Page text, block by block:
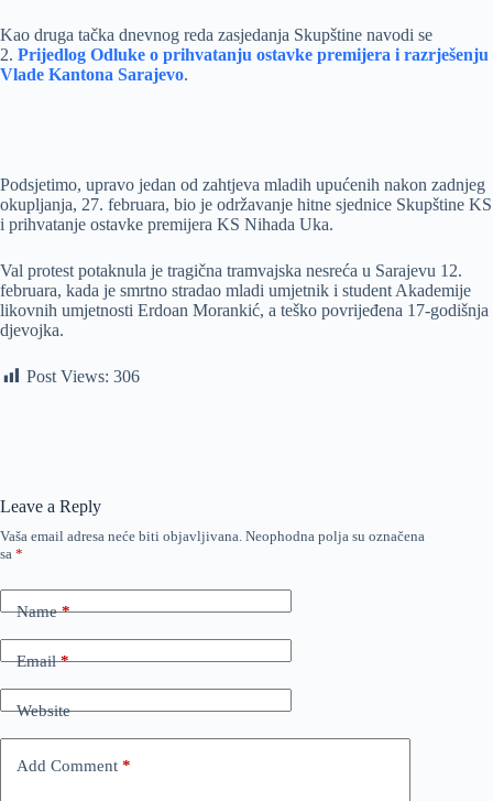
Kao druga tačka dnevnog reda zasjedanja Skupštine navodi se
2. Prijedlog Odluke o prihvatanju ostavke premijera i razrješenju
Vlade Kantona Sarajevo.
Podsjetimo, upravo jedan od zahtjeva mladih upućenih nakon zadnjeg
okupljanja, 27. februara, bio je održavanje hitne sjednice Skupštine KS
i prihvatanje ostavke premijera KS Nihada Uka.
Val protest potaknula je tragična tramvajska nesreća u Sarajevu 12.
februara, kada je smrtno stradao mladi umjetnik i student Akademije
likovnih umjetnosti Erdoan Morankić, a teško povrijeđena 17-godišnja
djevojka.
Post Views: 306
Leave a Reply
Vaša email adresa neće biti objavljivana. Neophodna polja su označena
sa *
Name*
Email*
Website
Add Comment *